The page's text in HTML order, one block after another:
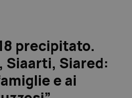
precipitato.
Siaarti, Siared:
e ai